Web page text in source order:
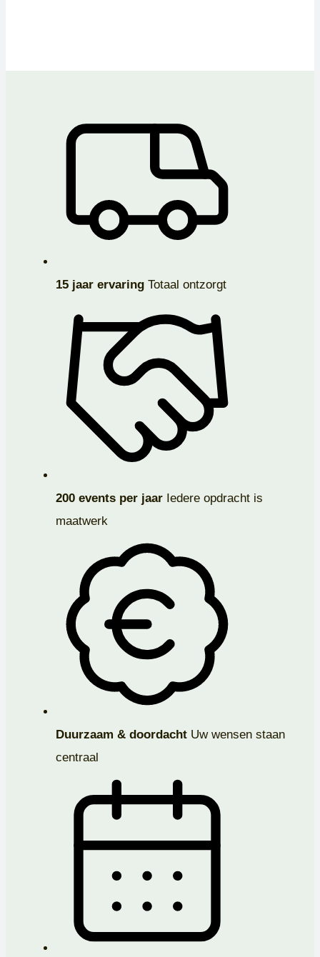
15 jaar ervaring Totaal ontzorgt
200 events per jaar Iedere opdracht is
maatwerk
Duurzaam & doordacht Uw wensen staan
centraal